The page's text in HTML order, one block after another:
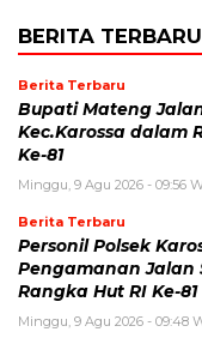
BERITA TERBARU
Berita Terbaru
Bupati Mateng
Kec.Karossa dalam
Ke-81
Minggu, 9 Agu 2026 - 09:56
Berita Terbaru
Personil Polsek
Pengamanan Jalan
Rangka Hut RI Ke-81
Minggu, 9 Agu 2026 - 09:48